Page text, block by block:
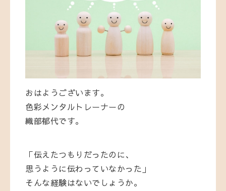
おはようございます。
色彩メンタルトレーナーの
織部郁代です。
「伝えたつもりだったのに、
思うように伝わっていなかった」
そんな経験はないでしょうか。